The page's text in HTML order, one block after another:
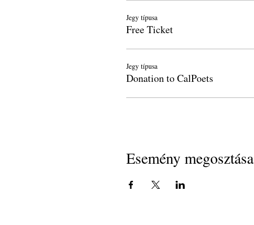
Jegy típusa
Free Ticket
Jegy típusa
Donation to CalPoets
Esemény megosztása